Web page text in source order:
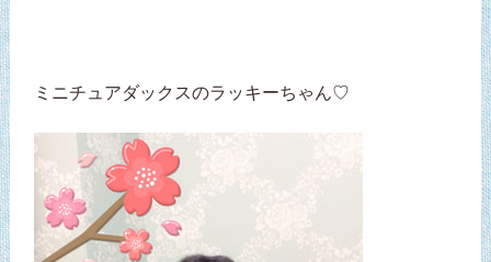
ミニチュアダックスのラッキーちゃん♡